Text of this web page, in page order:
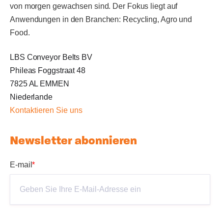
von morgen gewachsen sind. Der Fokus liegt auf
Anwendungen in den Branchen: Recycling, Agro und
Food.
LBS Conveyor Belts BV
Phileas Foggstraat 48
7825 AL EMMEN
Niederlande
Kontaktieren Sie uns
Newsletter abonnieren
E-mail*